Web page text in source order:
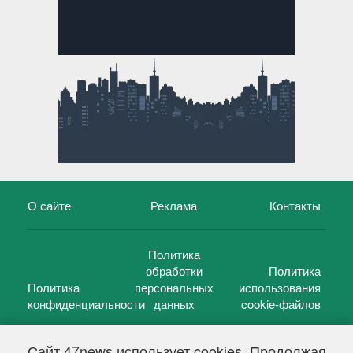
О сайте Реклама Контакты
Политика
конфиденциальности
Политика
обработки
персональных
данных
Политика
использования
cookie-файлов